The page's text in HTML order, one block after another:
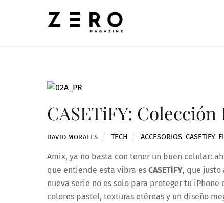
CASETiFY:
DAVID MORALES TECH ACCESORIOS ,CASETIFY,
Amix, ya no basta con tener un buen celular:
que entiende esta vibra es CASETiFY, que justo
nueva serie no es solo para proteger tu
colores pastel, texturas etéreas y un diseño